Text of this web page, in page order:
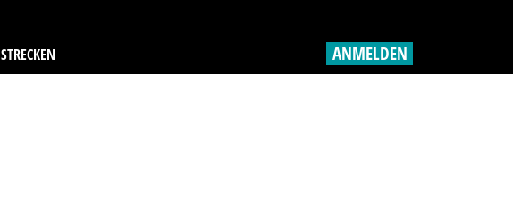
STRECKEN ANMELDEN